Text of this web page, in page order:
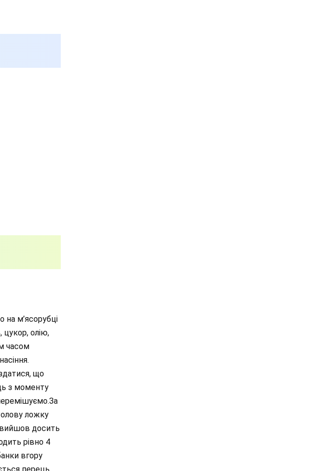
на м’ясорубці
цукор, олію,
часом
що
з моменту
ложку
вийшов досить
рівно 4
вгору